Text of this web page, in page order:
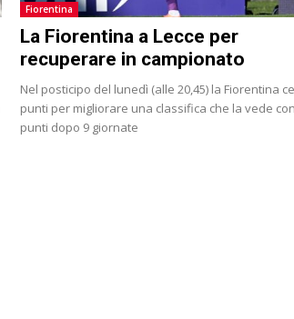
Fiorentina
La Fiorentina a Lecce per
recuperare in campionato
Nel posticipo del lunedì (alle 20,45) la Fiorentina
punti per migliorare una classifica che la vede
punti dopo 9 giornate